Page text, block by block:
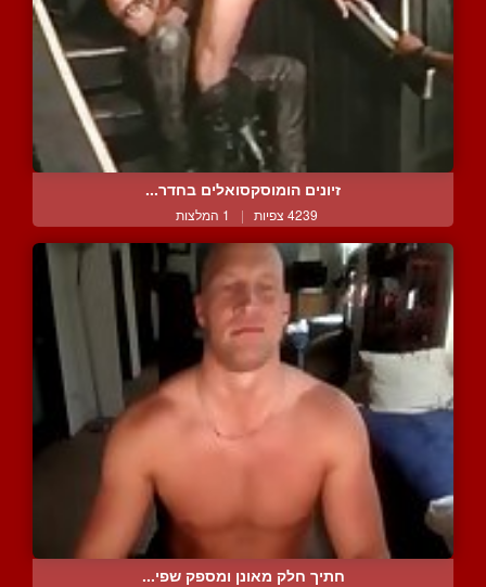
זיונים הומוסקסואלים בחדר...
4239 צפיות | 1 המלצות
חתיך חלק מאונן ומספק שפי...